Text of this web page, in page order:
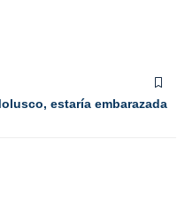
estaría embarazada